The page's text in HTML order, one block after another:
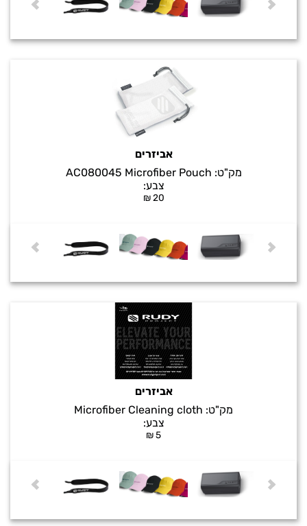
אביזרים
מק"ט: AC080045 Microfiber Pouch
צבע:
₪20
אביזרים
מק"ט: Microfiber Cleaning cloth
צבע:
₪5